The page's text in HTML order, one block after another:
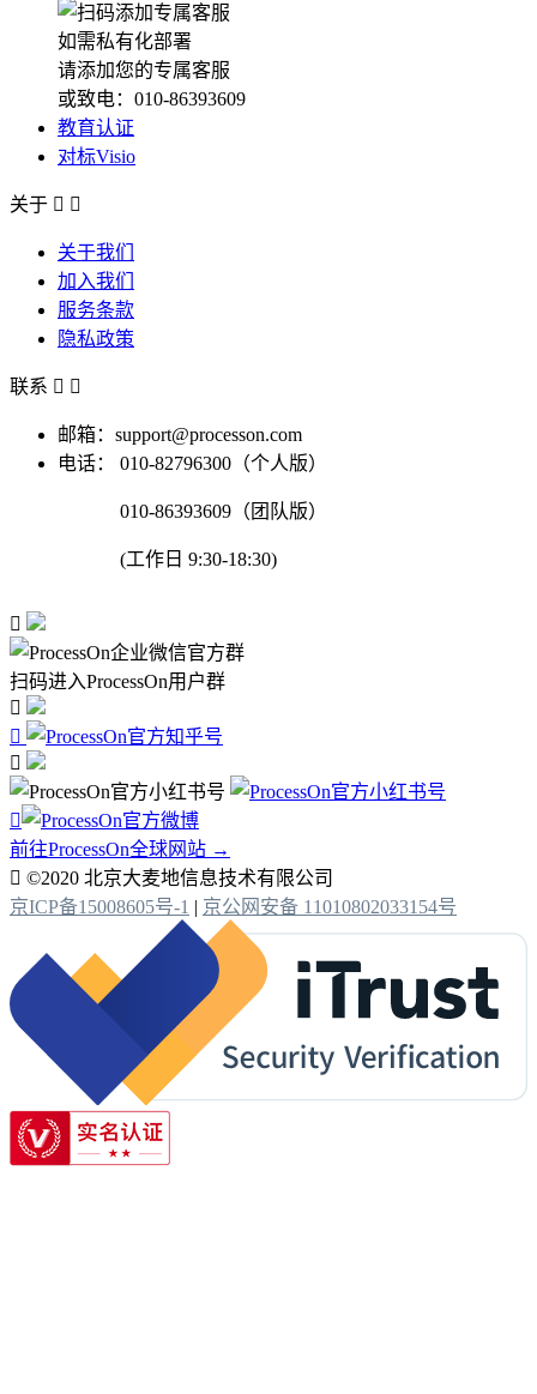
如需私有化部署
请添加您的专属客服
或致电：010-86393609
教育认证
对标Visio
关于  
关于我们
加入我们
服务条款
隐私政策
联系  
邮箱：support@processon.com
电话：
010-82796300（个人版）
010-86393609（团队版）
(工作日 9:30-18:30)

扫码进入ProcessOn用户群




前往ProcessOn全球网站 →
 ©2020 北京大麦地信息技术有限公司
京ICP备15008605号-1 | 京公网安备 11010802033154号